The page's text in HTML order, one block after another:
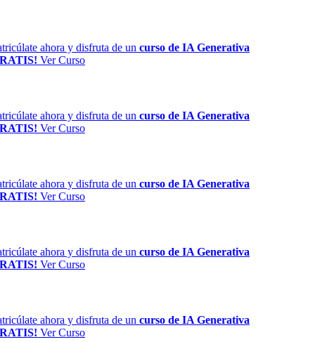
ahora y disfruta de un curso de IA Generativa
Ver Curso
ahora y disfruta de un curso de IA Generativa
Ver Curso
ahora y disfruta de un curso de IA Generativa
Ver Curso
ahora y disfruta de un curso de IA Generativa
Ver Curso
ahora y disfruta de un curso de IA Generativa
Ver Curso